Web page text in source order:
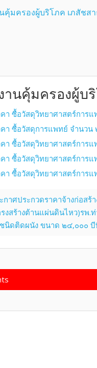
คุ้มครองผู้บริโภค เภสัชส
านคุ้มครองผู้บ
า ซื้อวัสดุวิทยาศาสตร์การแ
า ซื้อวัสดุการแพทย์ จำนวน
า ซื้อวัสดุวิทยาศาสตร์การแ
า ซื้อวัสดุวิทยาศาสตร์การแ
า ซื้อวัสดุวิทยาศาสตร์การแ
กาศประกวดราคาจ้างก่อส
สร้างต้านแผ่นดินไหว)รพ.
นิดติดผนัง ขนาด ๒๔,๐๐๐